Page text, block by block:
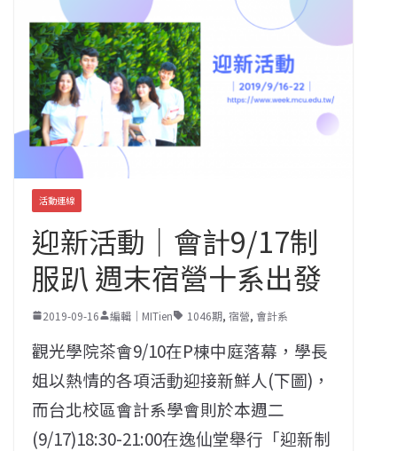
活動連線
迎新活動｜會計9/17制
服趴 週末宿營十系出發
2019-09-16 編輯｜MITien 1046期, 宿營, 會計系
觀光學院茶會9/10在P棟中庭落幕，學長
姐以熱情的各項活動迎接新鮮人(下圖)，
而台北校區會計系學會則於本週二
(9/17)18:30-21:00在逸仙堂舉行「迎新制